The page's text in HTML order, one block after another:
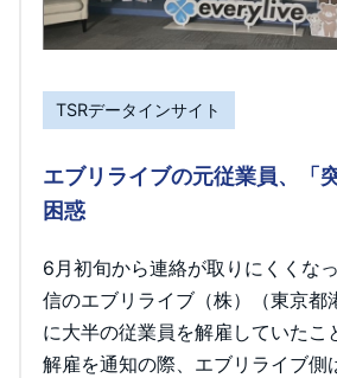
TSRデータインサイト
エブリライブの元従業員、「
困惑
6月初旬から連絡が取りにくくな
信のエブリライブ（株）（東京都
に大半の従業員を解雇していた
解雇を通知の際、エブリライブ側